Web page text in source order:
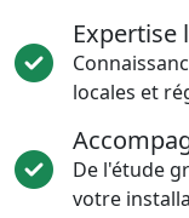
Expertise
locales et
De l'étude
votre